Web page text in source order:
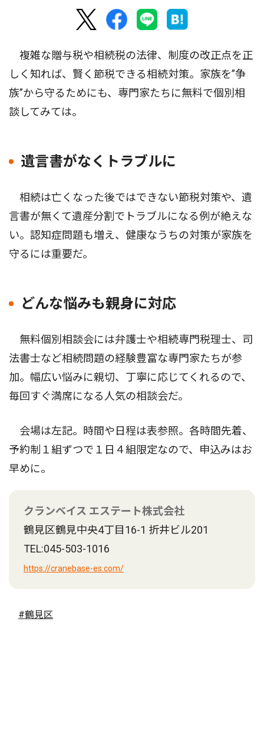
複雑な贈与税や相続税の法律、制度の改正点を正
しく知れば、賢く節税できる相続対策。家族を”争
族”から守るためにも、専門家たちに無料で個別相
談してみては。
遺言書がなくトラブルに
相続は亡くなった後ではできない節税対策や、遺
言書が無くて遺産分割でトラブルになる例が絶えな
い。認知症問題も増え、健康なうちの対策が家族を
守るには重要だ。
どんな悩みも親身に対応
無料個別相談会には弁護士や相続専門税理士、司
法書士など相続問題の経験豊富な専門家たちが参
加。幅広い悩みに親切、丁寧に応じてくれるので、
毎回すぐ満席になる人気の相談会だ。
会場は左記。時間や日程は表参照。各時間先着、
予約制１組ずつで１日４組限定なので、申込みはお
早めに。
クランベイス エステート株式会社
鶴見区鶴見中央4丁目16-1 折井ビル201
TEL:045-503-1016
https://cranebase-es.com/
#鶴見区